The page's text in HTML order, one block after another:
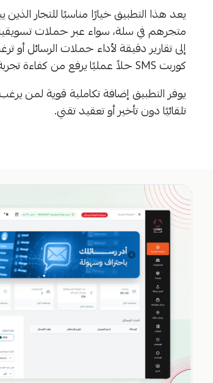
يعد هذا التطبيق خيارًا مناسبًا للتجار
متجرهم في سلة، سواء عبر حملات
إلى تقارير دقيقة لأداء حملات الرسائل أو
كوربت SMS حلاً عمليًا يرفع من كفاءة تجربة العملاء ويحقق نتائج ملموسة في وقت سريع.
يوفر التطبيق إضافة تكاملية قوية لمن
تلقائيًا دون تأخير أو تعقيد تقني.